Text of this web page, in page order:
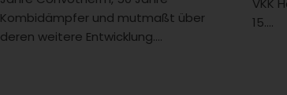
Kombidämpfer und mutmaßt über
deren weitere Entwicklung....
VKK
15....